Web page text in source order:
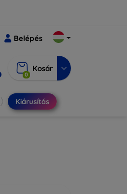
Belépés
0
Kosár
Kiárusítás